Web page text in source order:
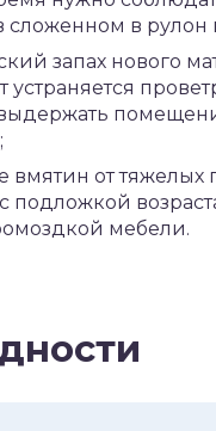
сложенном в
запах нового
вмятин от
подложкой
мебели.